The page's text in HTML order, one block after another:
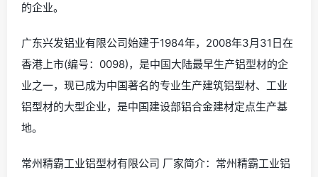
的企业。
广东兴发铝业有限公司始建于1984年，2008年3月31日在
香港上市(编号：0098)，是中国大陆最早生产铝型材的企
业之一，现已成为中国著名的专业生产建筑铝型材、工业
铝型材的大型企业，是中国建设部铝合金建材定点生产基
地。
常州精霸工业铝型材有限公司 厂家简介：常州精霸工业铝